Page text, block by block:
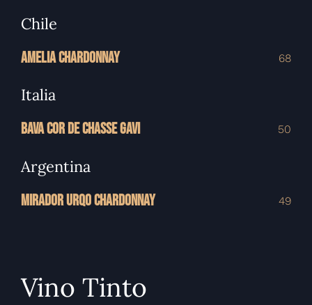
Chile
AMELIA CHARDONNAY 68
Italia
BAVA COR DE CHASSE GAVI 50
Argentina
MIRADOR URQO CHARDONNAY 49
Vino Tinto